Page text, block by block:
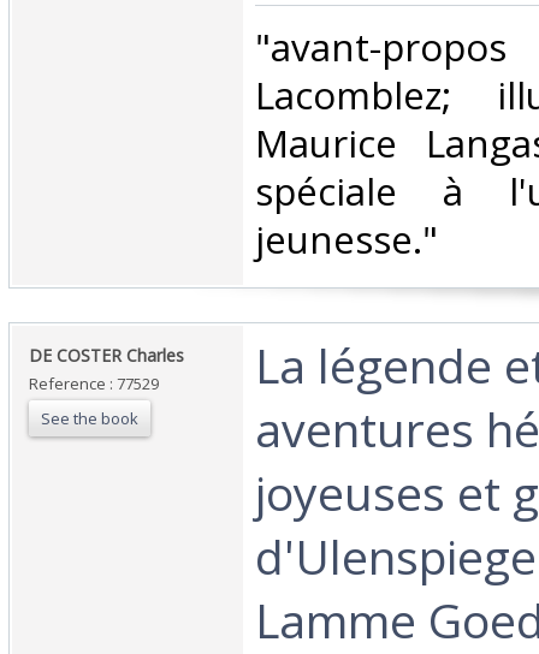
‎"avant-
Lacomblez;
Maurice
spéciale à
jeunesse."‎
‎DE COSTER Charles‎
Reference : 77529
See the book
‎La légende
aventures
joyeuses et
Lamme